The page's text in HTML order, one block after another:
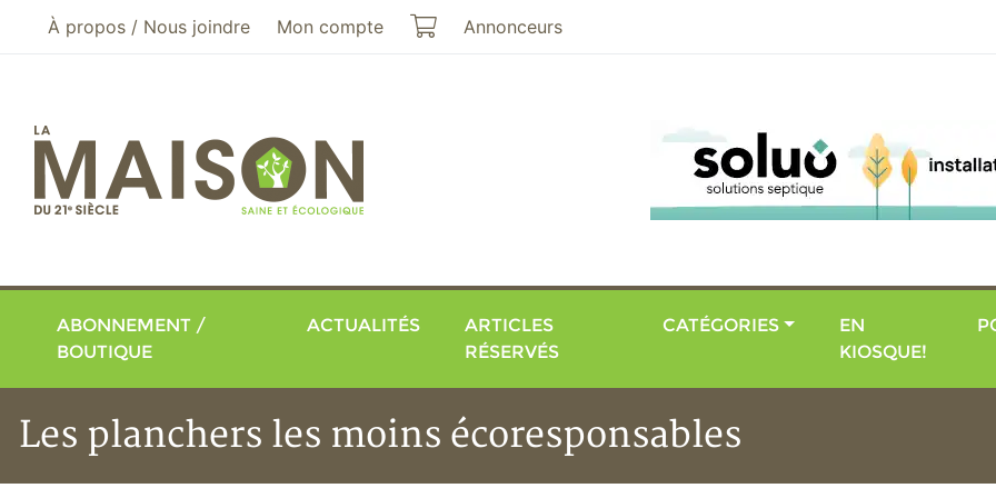
Aller au menu principal
Aller au contenu principal
À propos / Nous joindre Mon compte Mon panier
Annonceurs
ABONNEMENT /
BOUTIQUE
ACTUALITÉS
ARTICLES
RÉSERVÉS
CATÉGORIES
EN
KIOSQUE!
Les planchers les moins écoresponsables